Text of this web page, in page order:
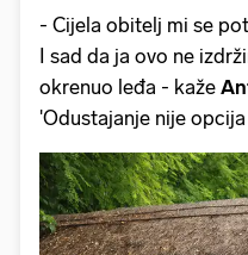
- Cijela obitelj mi se
I sad da ja ovo ne
okrenuo leđa - kaže
'Odustajanje nije